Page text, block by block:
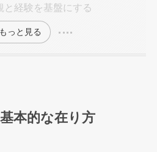
経験を基盤にする
もっと見る
本的な在り方